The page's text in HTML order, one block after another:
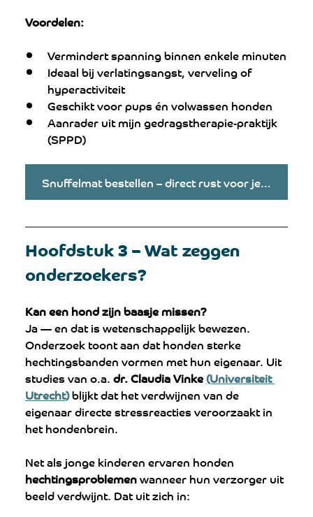
Voordelen:
Vermindert spanning binnen enkele minuten
Ideaal bij verlatingsangst, verveling of
hyperactiviteit
Geschikt voor pups én volwassen honden
Aanrader uit mijn gedragstherapie-praktijk
(SPPD)
Snuffelmat bestellen – direct rust voor je hond
Hoofdstuk 3 – Wat zeggen
onderzoekers?
Kan een hond zijn baasje missen?
Ja — en dat is wetenschappelijk bewezen.
Onderzoek toont aan dat honden sterke
hechtingsbanden vormen met hun eigenaar. Uit
studies van o.a. dr. Claudia Vinke (Universiteit
Utrecht) blijkt dat het verdwijnen van de
eigenaar directe stressreacties veroorzaakt in
het hondenbrein.
Net als jonge kinderen ervaren honden
hechtingsproblemen wanneer hun verzorger uit
beeld verdwijnt. Dat uit zich in: